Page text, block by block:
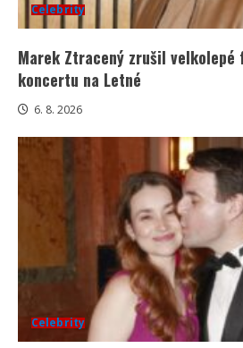
Celebrity
Marek Ztracený zrušil velkolepé
koncertu na Letné
6. 8. 2026
Celebrity